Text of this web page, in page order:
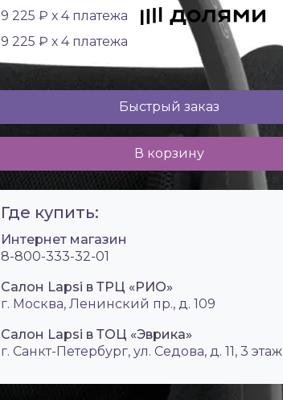
9 225 ₽ х 4 платежа
9 225 ₽ х 4 платежа
Быстрый заказ
В корзину
Где купить:
Интернет магазин
8-800-333-32-01
Салон Lapsi в ТРЦ «РИО»
г. Москва, Ленинский пр., д. 109
Салон Lapsi в ТОЦ «Эврика»
г. Санкт-Петербург, ул. Седова, д. 11, 3 этаж